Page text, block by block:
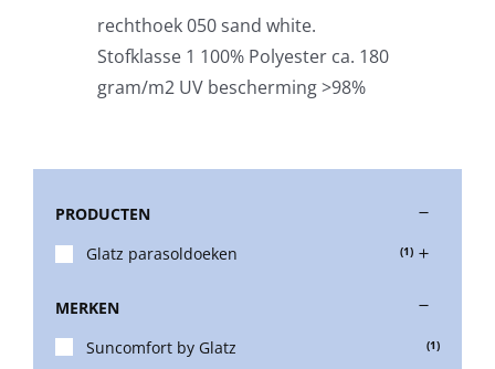
Muurparasols
Schaduwdoeken
rechthoek 050 sand white.
Stofklasse 1 100% Polyester ca. 180
gram/m2 UV bescherming >98%
PRODUCTEN
Glatz parasoldoeken
(1)
MERKEN
Suncomfort by Glatz
(1)